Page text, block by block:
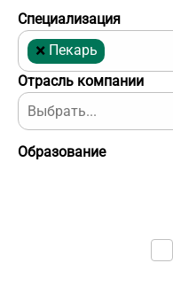
Отрасль компании
Образование
Специализация
× Пекарь